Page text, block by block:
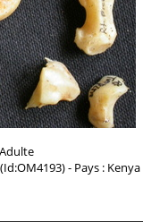
- Pays : Kenya